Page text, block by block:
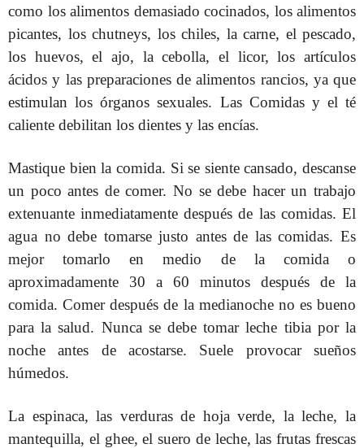
como los alimentos demasiado cocinados, los alimentos
picantes, los chutneys, los chiles, la carne, el pescado,
los huevos, el ajo, la cebolla, el licor, los artículos
ácidos y las preparaciones de alimentos rancios, ya que
estimulan los órganos sexuales. Las Comidas y el té
caliente debilitan los dientes y las encías.
Mastique bien la comida. Si se siente cansado, descanse
un poco antes de comer. No se debe hacer un trabajo
extenuante inmediatamente después de las comidas. El
agua no debe tomarse justo antes de las comidas. Es
mejor tomarlo en medio de la comida o
aproximadamente 30 a 60 minutos después de la
comida. Comer después de la medianoche no es bueno
para la salud. Nunca se debe tomar leche tibia por la
noche antes de acostarse. Suele provocar sueños
húmedos.
La espinaca, las verduras de hoja verde, la leche, la
mantequilla, el ghee, el suero de leche, las frutas frescas